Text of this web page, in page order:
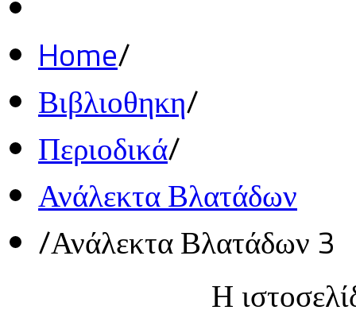
Home/
Βιβλιοθηκη/
Περιοδικά/
Ανάλεκτα Βλατάδων
/Ανάλεκτα Βλατάδων 3
Η